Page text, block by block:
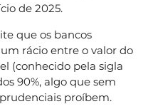
de 2025.
que os bancos
rácio entre o valor do
(conhecido pela sigla
90%, algo que sem
proíbem.